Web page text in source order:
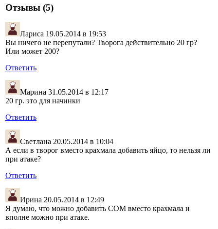
Отзывы (5)
Лариса 19.05.2014 в 19:53
Вы ничего не перепутали? Творога действительно 20 гр?
Или может 200?
Ответить
Марина 31.05.2014 в 12:17
20 гр. это для начинки
Ответить
Светлана 20.05.2014 в 10:04
А если в творог вместо крахмала добавить яйцо, то нельзя ли
при атаке?
Ответить
Ирина 20.05.2014 в 12:49
Я думаю, что можно добавить СОМ вместо крахмала и
вполне можно при атаке.